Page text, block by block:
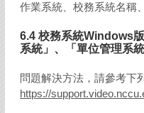
作業系統、校務系統名稱
6.4 校務系統Windows
系統」、「單位管理系
問題解決方法，請參考下
https://